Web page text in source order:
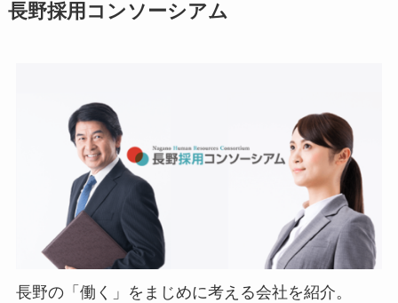
長野採用コンソーシアム
長野の「働く」をまじめに考える会社を紹介。